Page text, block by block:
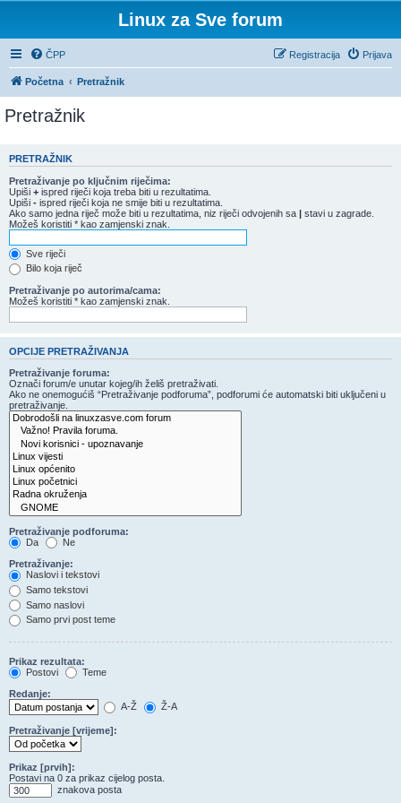
Linux za Sve forum
ČPP Prijava
Registracija
Početna Pretražnik
Pretražnik
PRETRAŽNIK
Pretraživanje po ključnim riječima:
Upiši + ispred riječi koja treba biti u rezultatima.
Upiši - ispred riječi koja ne smije biti u rezultatima.
Ako samo jedna riječ može biti u rezultatima, niz riječi odvojenih sa | stavi u zagrade.
Možeš koristiti * kao zamjenski znak.
Sve riječi
Bilo koja riječ
Pretraživanje po autorima/cama:
Možeš koristiti * kao zamjenski znak.
OPCIJE PRETRAŽIVANJA
Pretraživanje foruma:
Označi forum/e unutar kojeg/ih želiš pretraživati.
Ako ne onemogućiš “Pretraživanje podforuma”, podforumi će automatski biti uključeni u
pretraživanje.
Pretraživanje podforuma:
Da
Ne
Pretraživanje:
Naslovi i tekstovi
Samo tekstovi
Samo naslovi
Samo prvi post teme
Prikaz rezultata:
Postovi
Teme
Redanje:
A-Ž
Ž-A
Pretraživanje [vrijeme]:
Prikaz [prvih]:
Postavi na 0 za prikaz cijelog posta.
znakova posta